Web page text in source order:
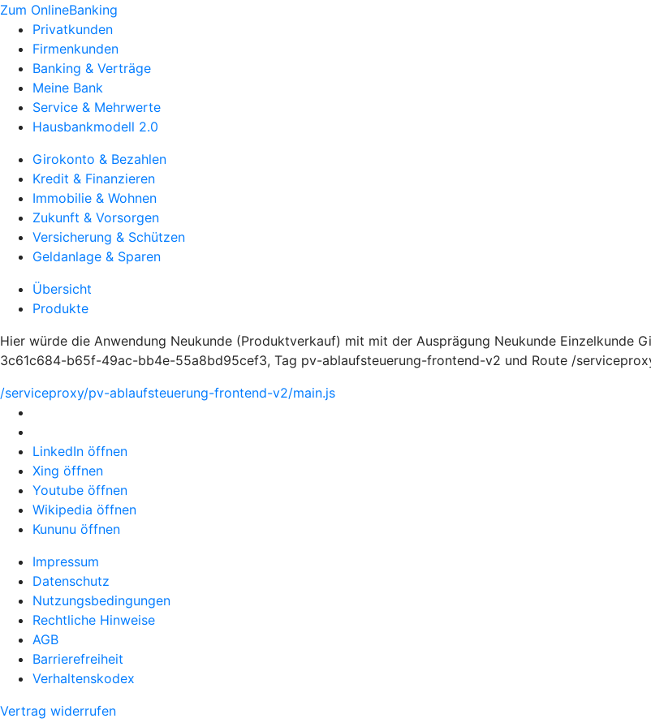
Zum OnlineBanking
Privatkunden
Firmenkunden
Banking & Verträge
Meine Bank
Service & Mehrwerte
Hausbankmodell 2.0
Girokonto & Bezahlen
Kredit & Finanzieren
Immobilie & Wohnen
Zukunft & Vorsorgen
Versicherung & Schützen
Geldanlage & Sparen
Übersicht
Produkte
Hier würde die Anwendung Neukunde (Produktverkauf) mit mit der Ausprägung Neukunde Einzelkunde
3c61c684-b65f-49ac-bb4e-55a8bd95cef3, Tag pv-ablaufsteuerung-frontend-v2 und Route /
/serviceproxy/pv-ablaufsteuerung-frontend-v2/main.js
LinkedIn öffnen
Xing öffnen
Youtube öffnen
Wikipedia öffnen
Kununu öffnen
Impressum
Datenschutz
Nutzungsbedingungen
Rechtliche Hinweise
AGB
Barrierefreiheit
Verhaltenskodex
Vertrag widerrufen